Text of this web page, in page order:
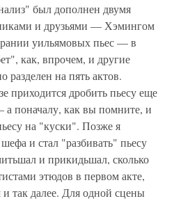
был дополнен двумя
и друзьями — Хэмингом
уильямовых пьес — в
как, впрочем, и другие
разделен на пять актов.
приходится дробить пьесу еще
поначалу, как вы помните, и
на "куски". Позже я
и стал "разбивать" пьесу
и прикидьшал, сколько
этюдов в первом акте,
и так далее. Для одной сцены